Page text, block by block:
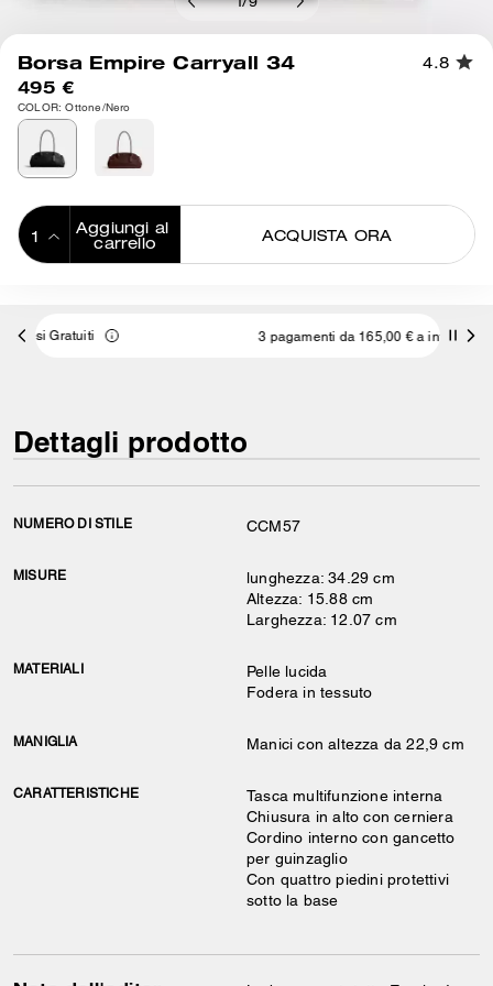
1/9
Borsa Empire Carryall 34 4.8
495 €
COLOR: Ottone/Nero
Aggiungi al
carrello
ACQUISTA ORA
3 pagamenti da 165,00 € a interessi 0% con
Dettagli prodotto
NUMERO DI STILE CCM57
MISURE
lunghezza: 34.29 cm
Altezza: 15.88 cm
Larghezza: 12.07 cm
MATERIALI
Pelle lucida
Fodera in tessuto
MANIGLIA Manici con altezza da 22,9 cm
CARATTERISTICHE
Tasca multifunzione interna
Chiusura in alto con cerniera
Cordino interno con gancetto
per guinzaglio
Con quattro piedini protettivi
sotto la base